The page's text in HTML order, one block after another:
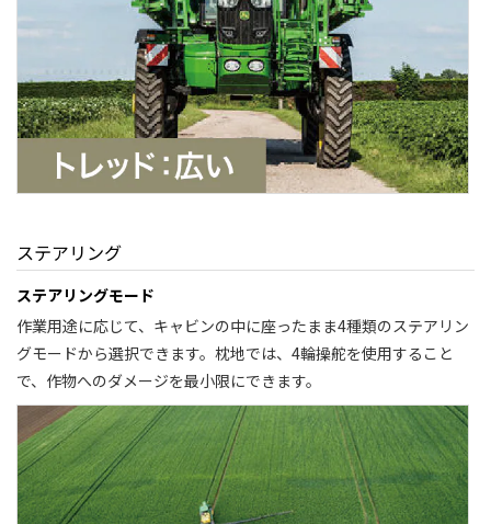
ステアリング
ステアリングモード
作業用途に応じて、キャビンの中に座ったまま4種類のステアリン
グモードから選択できます。枕地では、4輪操舵を使用すること
で、作物へのダメージを最小限にできます。